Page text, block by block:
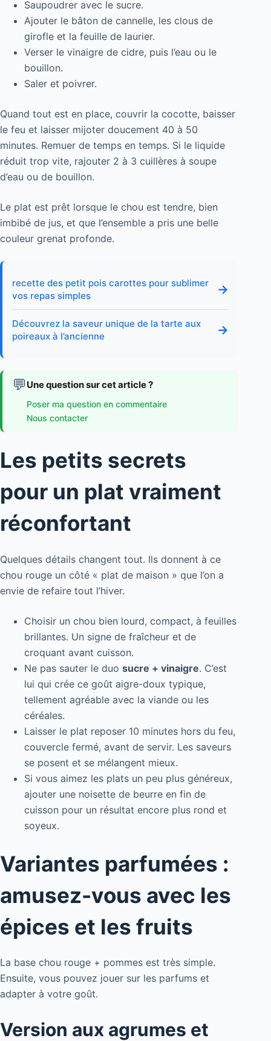
Saupoudrer avec le sucre.
Ajouter le bâton de cannelle, les clous de
girofle et la feuille de laurier.
Verser le vinaigre de cidre, puis l’eau ou le
bouillon.
Saler et poivrer.
Quand tout est en place, couvrir la cocotte, baisser
le feu et laisser mijoter doucement 40 à 50
minutes. Remuer de temps en temps. Si le liquide
réduit trop vite, rajouter 2 à 3 cuillères à soupe
d’eau ou de bouillon.
Le plat est prêt lorsque le chou est tendre, bien
imbibé de jus, et que l’ensemble a pris une belle
couleur grenat profonde.
recette des petit pois carottes pour sublimer
vos repas simples
→
Découvrez la saveur unique de la tarte aux
poireaux à l’ancienne
→
💬 Une question sur cet article ?
Poser ma question en commentaire
Nous contacter
Les petits secrets
pour un plat vraiment
réconfortant
Quelques détails changent tout. Ils donnent à ce
chou rouge un côté « plat de maison » que l’on a
envie de refaire tout l’hiver.
Choisir un chou bien lourd, compact, à feuilles
brillantes. Un signe de fraîcheur et de
croquant avant cuisson.
Ne pas sauter le duo sucre + vinaigre. C’est
lui qui crée ce goût aigre-doux typique,
tellement agréable avec la viande ou les
céréales.
Laisser le plat reposer 10 minutes hors du feu,
couvercle fermé, avant de servir. Les saveurs
se posent et se mélangent mieux.
Si vous aimez les plats un peu plus généreux,
ajouter une noisette de beurre en fin de
cuisson pour un résultat encore plus rond et
soyeux.
Variantes parfumées :
amusez-vous avec les
épices et les fruits
La base chou rouge + pommes est très simple.
Ensuite, vous pouvez jouer sur les parfums et
adapter à votre goût.
Version aux agrumes et